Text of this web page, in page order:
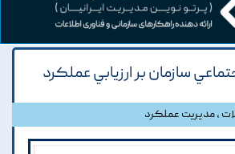
سازمان بر ارزيابي عملکرد
،مدیریت عملکرد